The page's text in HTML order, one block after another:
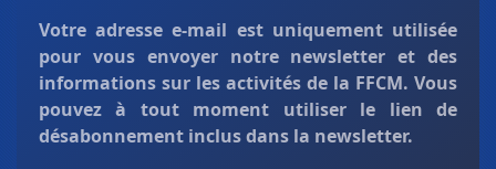
Votre adresse e-mail est uniquement utilisée
pour vous envoyer notre newsletter et des
informations sur les activités de la FFCM. Vous
pouvez à tout moment utiliser le lien de
désabonnement inclus dans la newsletter.